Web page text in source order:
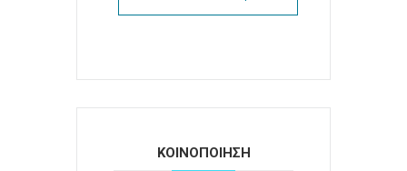
ΚΟΙΝΟΠΟΙΗΣΗ